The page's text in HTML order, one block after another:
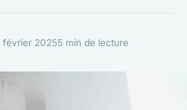
février 20255 min de lecture